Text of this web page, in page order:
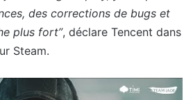
des corrections de bugs et
plus fort”, déclare Tencent dans
Steam.